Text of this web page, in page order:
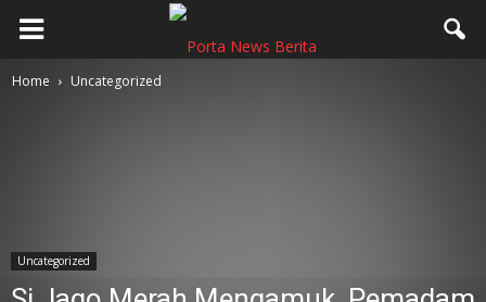
Home Uncategorized
Uncategorized